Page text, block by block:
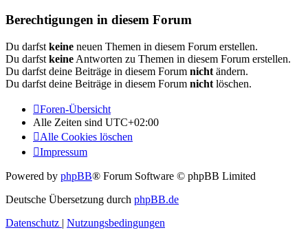
Berechtigungen in diesem Forum
Du darfst keine neuen Themen in diesem Forum erstellen.
Du darfst keine Antworten zu Themen in diesem Forum erstellen.
Du darfst deine Beiträge in diesem Forum nicht ändern.
Du darfst deine Beiträge in diesem Forum nicht löschen.
Foren-Übersicht
Alle Zeiten sind UTC+02:00
Alle Cookies löschen
Impressum
Powered by phpBB® Forum Software © phpBB Limited
Deutsche Übersetzung durch phpBB.de
Datenschutz | Nutzungsbedingungen